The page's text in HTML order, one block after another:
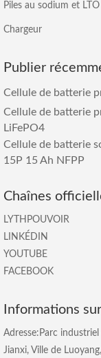
Piles au sodium et LTO
Chargeur
Publier
Cellule de batterie
Cellule de batterie
LiFePO4
Cellule de batterie
15P 15 Ah NFPP
Chaînes
LYTHPOUVOIR
LINKÉDIN
YOUTUBE
FACEBOOK
Informations
Adresse:Parc
Jianxi, Ville de